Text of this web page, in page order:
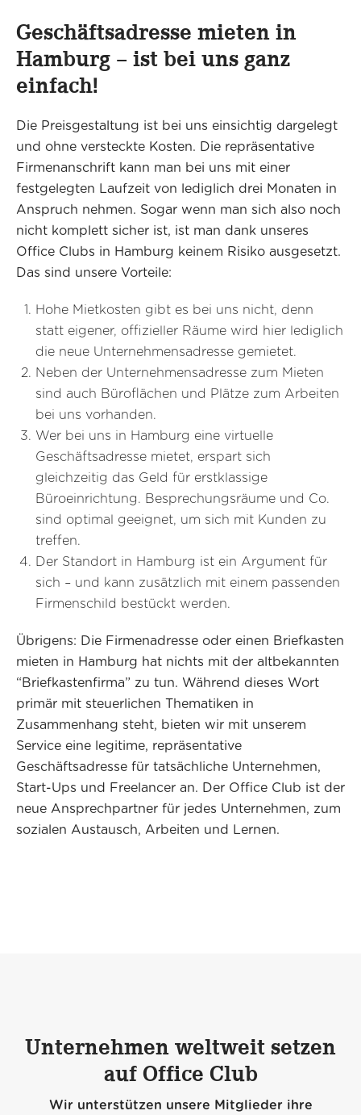
Geschäftsadresse mieten in
Hamburg – ist bei uns ganz
einfach!
Die Preisgestaltung ist bei uns einsichtig dargelegt
und ohne versteckte Kosten. Die repräsentative
Firmenanschrift kann man bei uns mit einer
festgelegten Laufzeit von lediglich drei Monaten in
Anspruch nehmen. Sogar wenn man sich also noch
nicht komplett sicher ist, ist man dank unseres
Office Clubs in Hamburg keinem Risiko ausgesetzt.
Das sind unsere Vorteile:
Hohe Mietkosten gibt es bei uns nicht, denn
statt eigener, offizieller Räume wird hier lediglich
die neue Unternehmensadresse gemietet.
Neben der Unternehmensadresse zum Mieten
sind auch Büroflächen und Plätze zum Arbeiten
bei uns vorhanden.
Wer bei uns in Hamburg eine virtuelle
Geschäftsadresse mietet, erspart sich
gleichzeitig das Geld für erstklassige
Büroeinrichtung. Besprechungsräume und Co.
sind optimal geeignet, um sich mit Kunden zu
treffen.
Der Standort in Hamburg ist ein Argument für
sich – und kann zusätzlich mit einem passenden
Firmenschild bestückt werden.
Übrigens: Die Firmenadresse oder einen Briefkasten
mieten in Hamburg hat nichts mit der altbekannten
“Briefkastenfirma” zu tun. Während dieses Wort
primär mit steuerlichen Thematiken in
Zusammenhang steht, bieten wir mit unserem
Service eine legitime, repräsentative
Geschäftsadresse für tatsächliche Unternehmen,
Start-Ups und Freelancer an. Der Office Club ist der
neue Ansprechpartner für jedes Unternehmen, zum
sozialen Austausch, Arbeiten und Lernen.
Unternehmen weltweit setzen
auf Office Club
Wir unterstützen unsere Mitglieder ihre